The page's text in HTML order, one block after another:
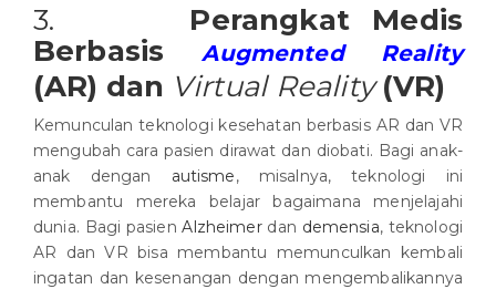
3. Perangkat Medis
BerbasisAugmented Reality
(AR) dan Virtual Reality(VR)
Kemunculan teknologi kesehatan berbasis AR dan VR
mengubah cara pasien dirawat dan diobati. Bagi anak-
anak dengan autisme, misalnya, teknologi ini
membantu mereka belajar bagaimana menjelajahi
dunia. Bagi pasienAlzheimerdan demensia, teknologi
AR dan VR bisa membantu memunculkan kembali
ingatan dan kesenangan dengan mengembalikannya